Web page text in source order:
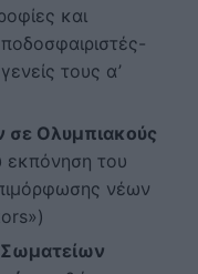
και
τους α’
Ολυμπιακούς
εκπόνηση του
νέων